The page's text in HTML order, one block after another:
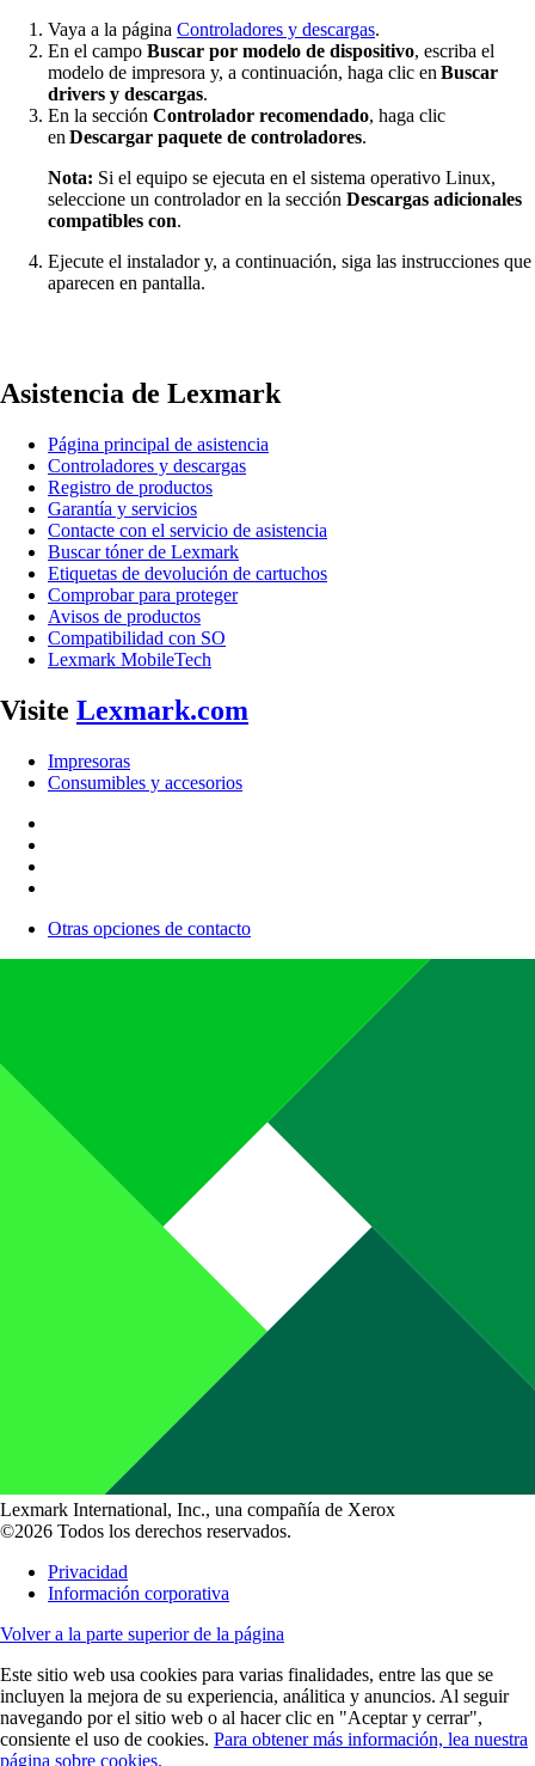
Vaya a la página Controladores y descargas.
En el campo Buscar por modelo de dispositivo, escriba el
modelo de impresora y, a continuación, haga clic en Buscar
drivers y descargas.
En la sección Controlador recomendado, haga clic
en Descargar paquete de controladores.
Nota: Si el equipo se ejecuta en el sistema operativo Linux,
seleccione un controlador en la sección Descargas adicionales
compatibles con.
Ejecute el instalador y, a continuación, siga las instrucciones que
aparecen en pantalla.
Asistencia de Lexmark
Página principal de asistencia
Controladores y descargas
Registro de productos
Garantía y servicios
Contacte con el servicio de asistencia
Buscar tóner de Lexmark
Etiquetas de devolución de cartuchos
Comprobar para proteger
Avisos de productos
Compatibilidad con SO
Lexmark MobileTech
Visite Lexmark.com
Impresoras
Consumibles y accesorios
Otras opciones de contacto
Lexmark International, Inc., una compañía de Xerox
©2026 Todos los derechos reservados.
Privacidad
Información corporativa
Volver a la parte superior de la página
Este sitio web usa cookies para varias finalidades, entre las que se
incluyen la mejora de su experiencia, análitica y anuncios. Al seguir
navegando por el sitio web o al hacer clic en "Aceptar y cerrar",
consiente el uso de cookies. Para obtener más información, lea nuestra
página sobre cookies.